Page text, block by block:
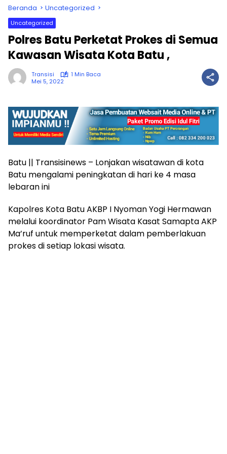
Beranda Uncategorized
Uncategorized
Polres Batu Perketat Prokes di Semua
Kawasan Wisata Kota Batu ,
Transisi
1 Min Baca
Mei 5, 2022
Batu || Transisinews – Lonjakan wisatawan di kota
Batu mengalami peningkatan di hari ke 4 masa
lebaran ini
Kapolres Kota Batu AKBP I Nyoman Yogi Hermawan
melalui koordinator Pam Wisata Kasat Samapta AKP
Ma’ruf untuk memperketat dalam pemberlakuan
prokes di setiap lokasi wisata.